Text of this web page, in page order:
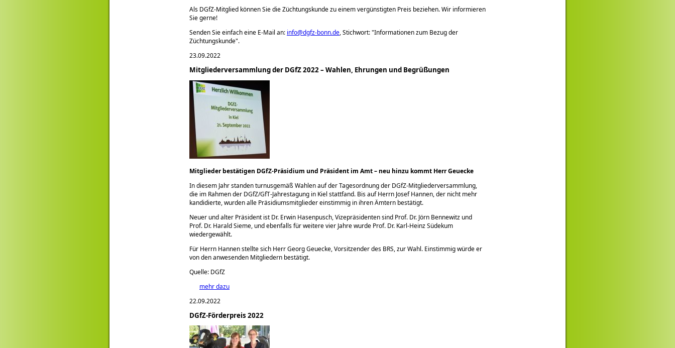
Als DGfZ-Mitglied können Sie die Züchtungskunde zu einem vergünstigten Preis beziehen. Wir informieren
Sie gerne!
Senden Sie einfach eine E-Mail an: info@dgfz-bonn.de, Stichwort: Informationen zum Bezug der
Züchtungskunde .
23.09.2022
Mitgliederversammlung der DGfZ 2022 – Wahlen, Ehrungen und Begrüßungen
Mitglieder bestätigen DGfZ-Präsidium und Präsident im Amt – neu hinzu kommt Herr Geuecke
In diesem Jahr standen turnusgemäß Wahlen auf der Tagesordnung der DGfZ-Mitgliederversammlung,
die im Rahmen der DGfZ/GfT-Jahrestagung in Kiel stattfand. Bis auf Herrn Josef Hannen, der nicht mehr
kandidierte, wurden alle Präsidiumsmitglieder einstimmig in ihren Ämtern bestätigt.
Neuer und alter Präsident ist Dr. Erwin Hasenpusch, Vizepräsidenten sind Prof. Dr. Jörn Bennewitz und
Prof. Dr. Harald Sieme, und ebenfalls für weitere vier Jahre wurde Prof. Dr. Karl-Heinz Südekum
wiedergewählt.
Für Herrn Hannen stellte sich Herr Georg Geuecke, Vorsitzender des BRS, zur Wahl. Einstimmig würde er
von den anwesenden Mitgliedern bestätigt.
Quelle: DGfZ
mehr dazu
22.09.2022
DGfZ-Förderpreis 2022